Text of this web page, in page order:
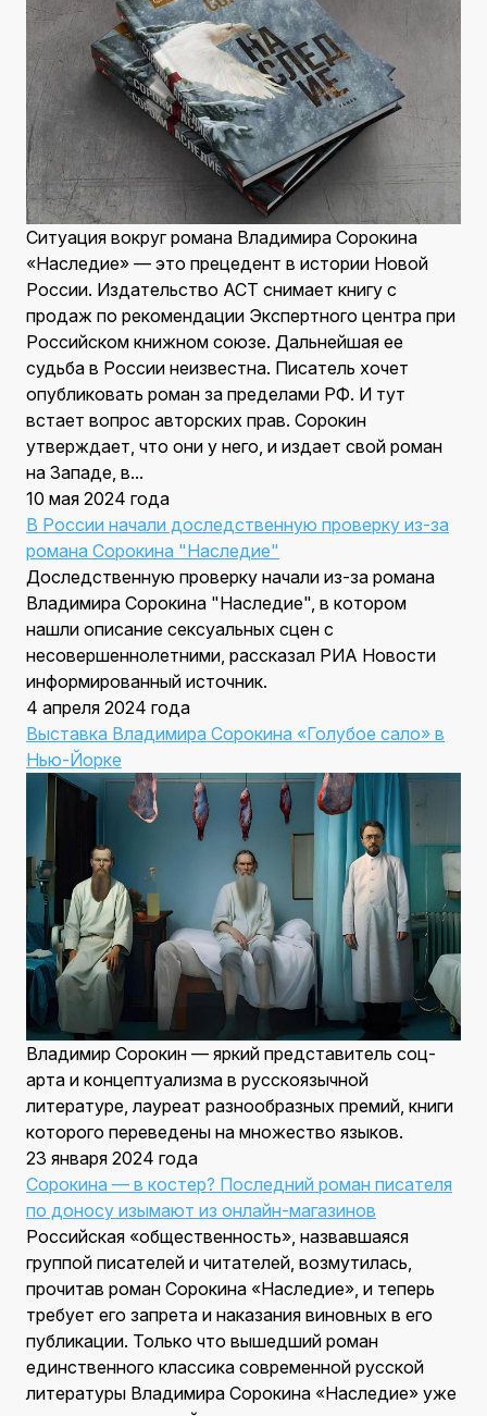
Ситуация вокруг романа Владимира Сорокина
«Наследие» — это прецедент в истории Новой
России. Издательство АСТ снимает книгу с
продаж по рекомендации Экспертного центра при
Российском книжном союзе. Дальнейшая ее
судьба в России неизвестна. Писатель хочет
опубликовать роман за пределами РФ. И тут
встает вопрос авторских прав. Сорокин
утверждает, что они у него, и издает свой роман
на Западе, в...
10 мая 2024 года
В России начали доследственную проверку из-за
романа Сорокина "Наследие"
Доследственную проверку начали из-за романа
Владимира Сорокина "Наследие", в котором
нашли описание сексуальных сцен с
несовершеннолетними, рассказал РИА Новости
информированный источник.
4 апреля 2024 года
Выставка Владимира Сорокина «Голубое сало» в
Нью-Йорке
Владимир Сорокин — яркий представитель соц-
арта и концептуализма в русскоязычной
литературе, лауреат разнообразных премий, книги
которого переведены на множество языков.
23 января 2024 года
Сорокина — в костер? Последний роман писателя
по доносу изымают из онлайн-магазинов
Российская «общественность», назвавшаяся
группой писателей и читателей, возмутилась,
прочитав роман Сорокина «Наследие», и теперь
требует его запрета и наказания виновных в его
публикации. Только что вышедший роман
единственного классика современной русской
литературы Владимира Сорокина «Наследие» уже